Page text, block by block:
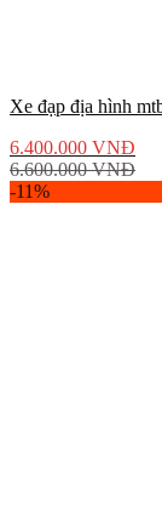
Xe đạp địa hình
6.400.000 VNĐ
6.600.000VNĐ
-11%